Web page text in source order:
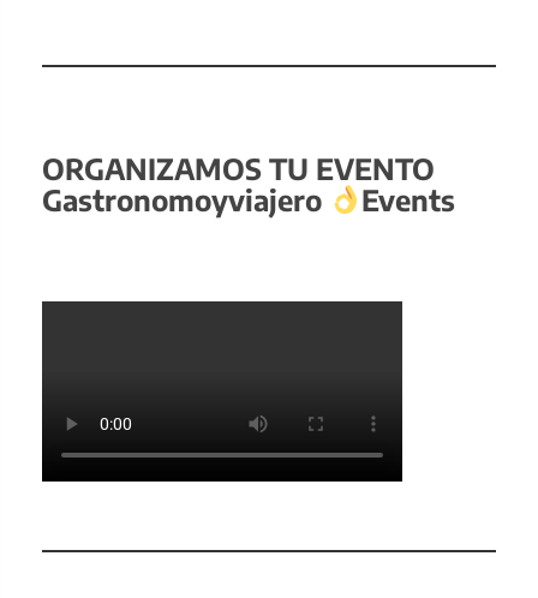
ORGANIZAMOS TU EVENTO
Gastronomoyviajero
Events